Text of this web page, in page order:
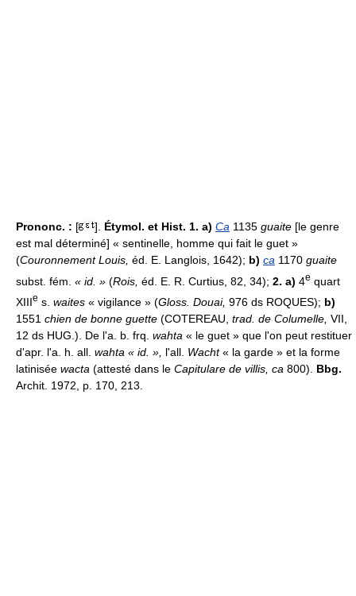
Prononc. : [ ]. Étymol. et Hist. 1. a) Ca 1135 guaite [le genre
est mal déterminé] « sentinelle, homme qui fait le guet »
(Couronnement Louis, éd. E. Langlois, 1642); b) ca 1170 guaite
subst. fém. « id. » (Rois, éd. E. R. Curtius, 82, 34); 2. a) 4e quart
XIIIe s. waites « vigilance » (Gloss. Douai, 976 ds ROQUES); b)
1551 chien de bonne guette (COTEREAU, trad. de Columelle, VII,
12 ds HUG.). De l'a. b. frq. wahta « le guet » que l'on peut restituer
d'apr. l'a. h. all. wahta « id. », l'all. Wacht« la garde » et la forme
latinisée wacta (attesté dans le Capitulare de villis, ca 800). Bbg.
Archit. 1972, p. 170, 213.